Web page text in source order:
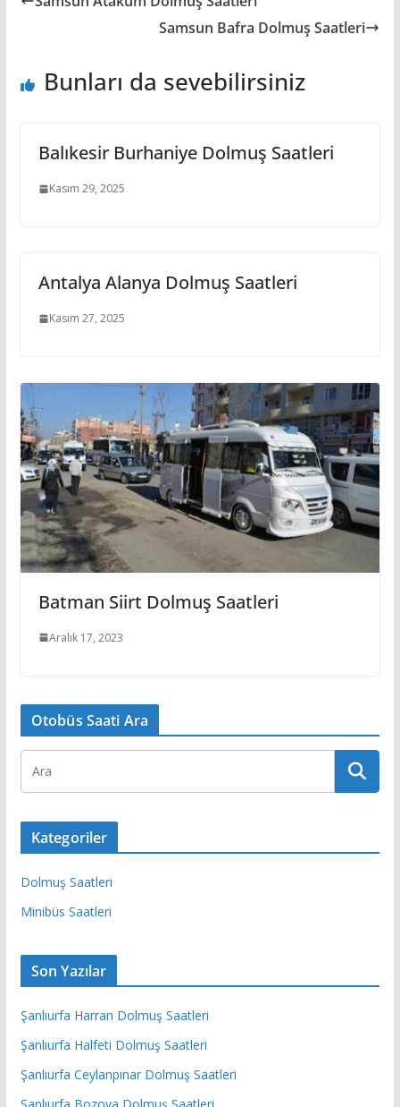
Samsun Bafra Dolmuş Saatleri
Bunları da sevebilirsiniz
Balıkesir Burhaniye Dolmuş Saatleri
Kasım 29, 2025
Antalya Alanya Dolmuş Saatleri
Kasım 27, 2025
Batman Siirt Dolmuş Saatleri
Aralık 17, 2023
Otobüs Saati Ara
Kategoriler
Dolmuş Saatleri
Minibüs Saatleri
Son Yazılar
Şanlıurfa Harran Dolmuş Saatleri
Şanlıurfa Halfeti Dolmuş Saatleri
Şanlıurfa Ceylanpınar Dolmuş Saatleri